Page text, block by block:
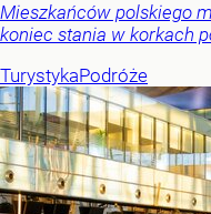
Mieszkańców polskiego
koniec stania w korkach
TurystykaPodróże